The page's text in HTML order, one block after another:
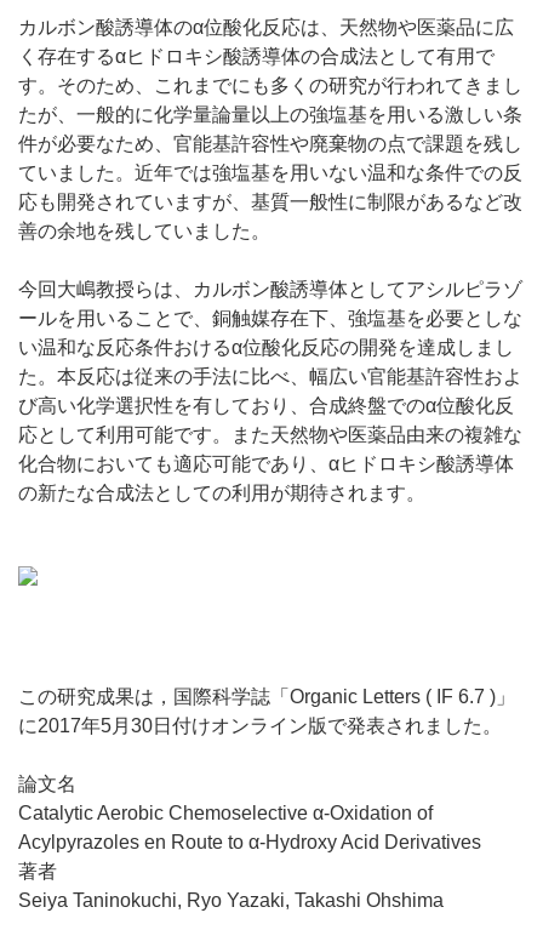
カルボン酸誘導体のα位酸化反応は、天然物や医薬品に広
く存在するαヒドロキシ酸誘導体の合成法として有用で
す。そのため、これまでにも多くの研究が行われてきまし
たが、一般的に化学量論量以上の強塩基を用いる激しい条
件が必要なため、官能基許容性や廃棄物の点で課題を残し
ていました。近年では強塩基を用いない温和な条件での反
応も開発されていますが、基質一般性に制限があるなど改
善の余地を残していました。
今回大嶋教授らは、カルボン酸誘導体としてアシルピラゾ
ールを用いることで、銅触媒存在下、強塩基を必要としな
い温和な反応条件おけるα位酸化反応の開発を達成しまし
た。本反応は従来の手法に比べ、幅広い官能基許容性およ
び高い化学選択性を有しており、合成終盤でのα位酸化反
応として利用可能です。また天然物や医薬品由来の複雑な
化合物においても適応可能であり、αヒドロキシ酸誘導体
の新たな合成法としての利用が期待されます。
この研究成果は，国際科学誌「Organic Letters ( IF 6.7 )」
に2017年5月30日付けオンライン版で発表されました。
論文名
Catalytic Aerobic Chemoselective α-Oxidation of
Acylpyrazoles en Route to α-Hydroxy Acid Derivatives
著者
Seiya Taninokuchi, Ryo Yazaki, Takashi Ohshima